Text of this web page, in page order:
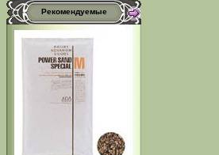
Рекомендуемые